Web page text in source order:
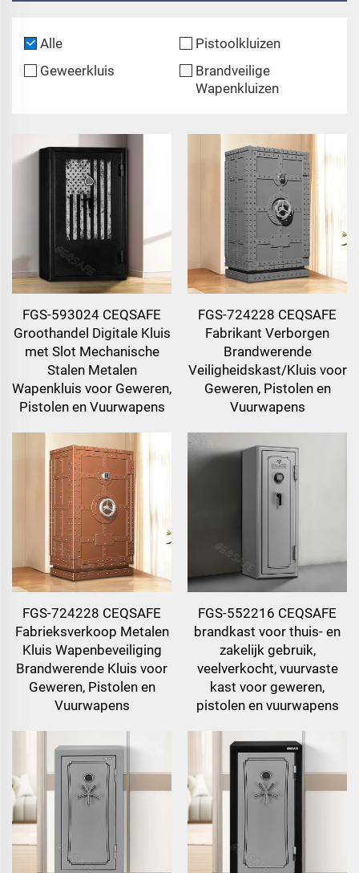
Alle
Pistoolkluizen
Geweerkluis
Brandveilige
Wapenkluizen
FGS-593024 CEQSAFE
Groothandel Digitale Kluis
met Slot Mechanische
Stalen Metalen
Wapenkluis voor Geweren,
Pistolen en Vuurwapens
FGS-724228 CEQSAFE
Fabrikant Verborgen
Brandwerende
Veiligheidskast/Kluis voor
Geweren, Pistolen en
Vuurwapens
FGS-724228 CEQSAFE
Fabrieksverkoop Metalen
Kluis Wapenbeveiliging
Brandwerende Kluis voor
Geweren, Pistolen en
Vuurwapens
FGS-552216 CEQSAFE
brandkast voor thuis- en
zakelijk gebruik,
veelverkocht, vuurvaste
kast voor geweren,
pistolen en vuurwapens